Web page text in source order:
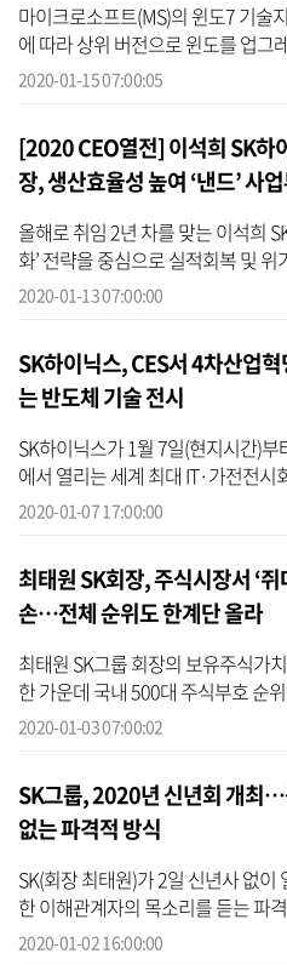
마이크로소프트(MS)의 윈도7 기술
에 따라 상위 버전으로 윈도를 업그
지속 증가하고 있다.통상 PC 특수시
2020-01-15 07:00:05
[2020 CEO열전] 이석희 SK하
장, 생산효율성 높여 ‘낸드’ 사
어낸
올해로 취임 2년 차를 맞는 이석희
화’ 전략을 중심으로 실적회복 및
미·중 무역분쟁과 메모리 반도체 공
2020-01-13 07:00:00
SK하이닉스, CES서 4차산업
는 반도체 기술 전시
SK하이닉스가 1월 7일(현지시간)
에서 열리는 세계 최대 IT·가전전
주도하는 반도체 기술을 선보였다. ‘
2020-01-07 17:00:00
최태원 SK회장, 주식시장서 ‘쥐
손…전체 순위도 한계단 올라
최태원 SK그룹 회장의 보유주식가
한 가운데 국내 500대 주식부호 순
2020년 경자년을 맞아 ‘쥐띠’ 경영
2020-01-03 07:00:02
SK그룹, 2020년 신년회 개최
없는 파격적 방식
SK(회장 최태원)가 2일 신년사 없
한 이해관계자의 목소리를 듣는 파
새해 경영활동을 시작했다. SK는 이
2020-01-02 16:00:00